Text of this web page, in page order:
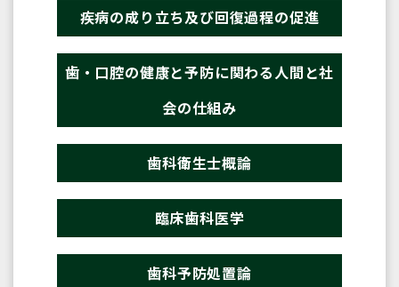
疾病の成り立ち及び回復過程の促進
歯・口腔の健康と予防に関わる人間と社
会の仕組み
歯科衛生士概論
臨床歯科医学
歯科予防処置論